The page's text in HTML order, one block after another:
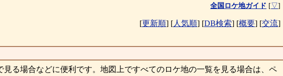
全国ロケ地ガイド [▽]
[更新順] [人気順] [DB検索] [概要] [交流]
る場合などに便利です。地図上ですべてのロケ地の一覧を見る場合は、ペ